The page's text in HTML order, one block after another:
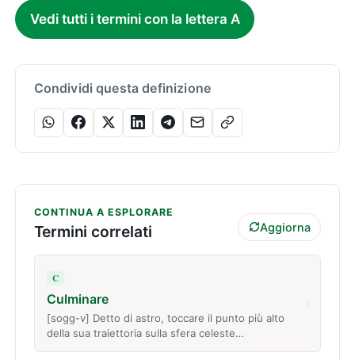
Vedi tutti i termini con la lettera A
Condividi questa definizione
CONTINUA A ESPLORARE
Termini correlati Aggiorna
C
Culminare
[sogg-v] Detto di astro, toccare il punto più alto
della sua traiettoria sulla sfera celeste…